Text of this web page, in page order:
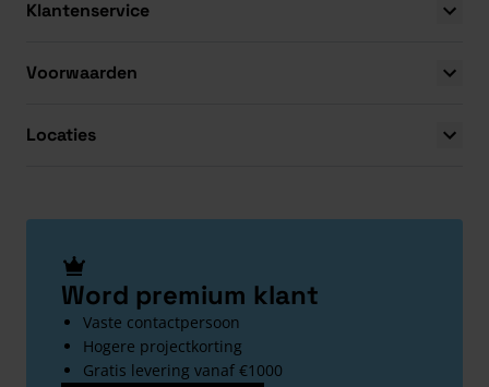
Klantenservice
Voorwaarden
Locaties
Word premium klant
Vaste contactpersoon
Hogere projectkorting
Gratis levering vanaf €1000